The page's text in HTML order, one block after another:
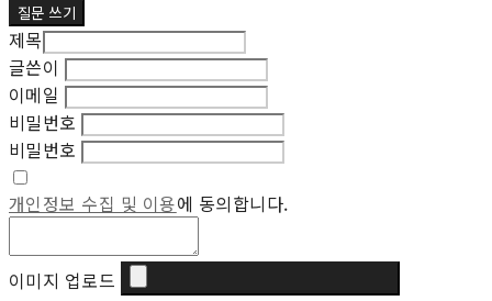
질문 쓰기
제목
글쓴이
이메일
비밀번호
비밀번호
개인정보 수집 및 이용에 동의합니다.
이미지 업로드